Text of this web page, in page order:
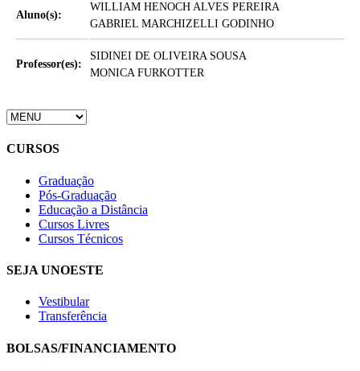
Aluno(s):
WILLIAM HENOCH ALVES PEREIRA
GABRIEL MARCHIZELLI GODINHO
Professor(es):
SIDINEI DE OLIVEIRA SOUSA
MONICA FURKOTTER
CURSOS
Graduação
Pós-Graduação
Educação a Distância
Cursos Livres
Cursos Técnicos
SEJA UNOESTE
Vestibular
Transferência
BOLSAS/FINANCIAMENTO